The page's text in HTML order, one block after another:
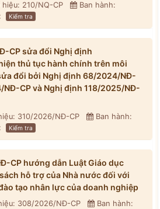
hiệu: 210/NQ-CP
Ban hành:
Kiểm tra
CP sửa đổi Nghị định
thủ tục hành chính trên môi
đổi bởi Nghị định 68/2024/NĐ-
NĐ-CP và Nghị định 118/2025/NĐ-
310/2026/NĐ-CP
Ban hành:
Kiểm tra
CP hướng dẫn Luật Giáo dục
hỗ trợ của Nhà nước đối với
tạo nhân lực của doanh nghiệp
308/2026/NĐ-CP
Ban hành: